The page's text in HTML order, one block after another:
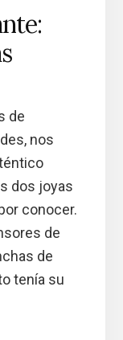
de
nos
dos joyas
conocer.
de
de
tenía su